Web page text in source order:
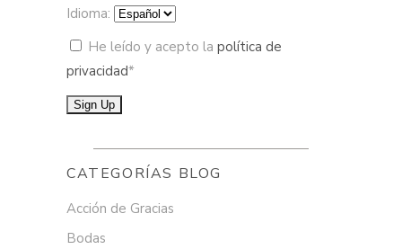
Idioma:
He leído y acepto la política de
privacidad*
CATEGORÍAS BLOG
Acción de Gracias
Bodas